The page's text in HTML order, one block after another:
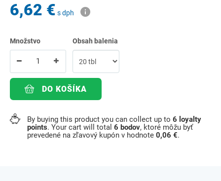
6,62 € s dph
Množstvo Obsah balenia
DO KOŠÍKA
By buying this product you can collect up to 6 loyalty
points. Your cart will total 6 bodov, ktoré môžu byť
prevedené na zľavový kupón v hodnote 0,06 €.